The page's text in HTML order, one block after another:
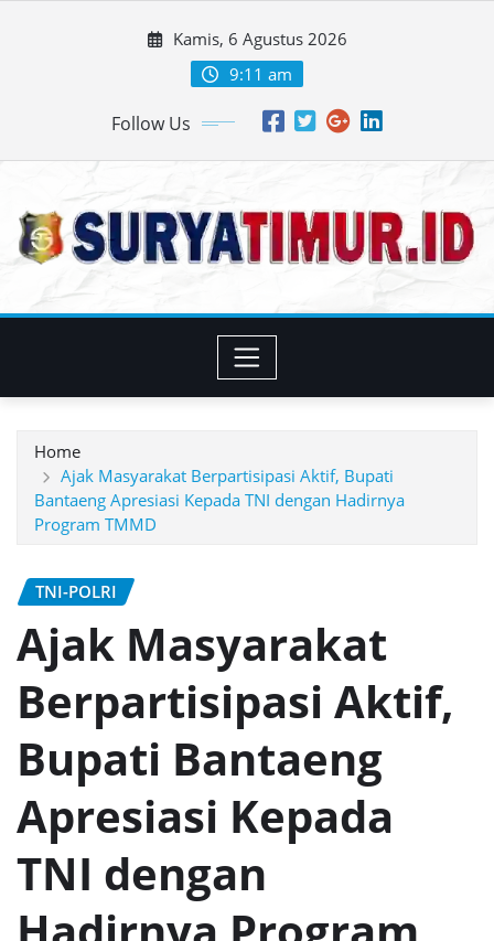
Kamis, 6 Agustus 2026
9:11 am
Follow Us
Home
Ajak Masyarakat Berpartisipasi Aktif, Bupati
Bantaeng Apresiasi Kepada TNI dengan Hadirnya
Program TMMD
TNI-POLRI
Ajak Masyarakat
Berpartisipasi Aktif,
Bupati Bantaeng
Apresiasi Kepada
TNI dengan